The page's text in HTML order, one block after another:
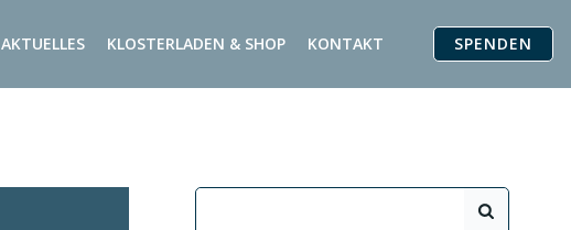
AKTUELLES KLOSTERLADEN & SHOP KONTAKT SPENDEN